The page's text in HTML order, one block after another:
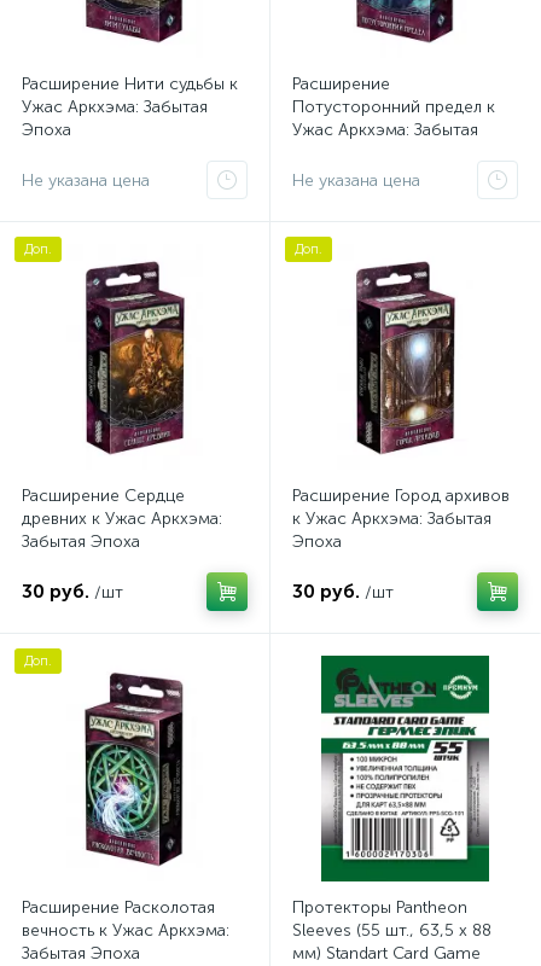
Расширение Нити судьбы к
Ужас Аркхэма: Забытая
Эпоха
Не указана цена
Расширение
Потусторонний предел к
Ужас Аркхэма: Забытая
Не указана цена
Доп.
Расширение Сердце
древних к Ужас Аркхэма:
Забытая Эпоха
30 руб. /шт
Доп.
Расширение Город архивов
к Ужас Аркхэма: Забытая
Эпоха
30 руб. /шт
Доп.
Расширение Расколотая
вечность к Ужас Аркхэма:
Забытая Эпоха
Протекторы Pantheon
Sleeves (55 шт., 63,5 x 88
мм) Standart Card Game